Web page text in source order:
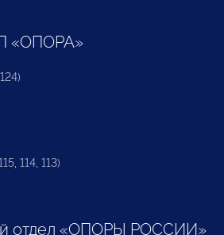
«ОПОРА»
114, 113)
отдел «ОПОРЫ РОССИИ»